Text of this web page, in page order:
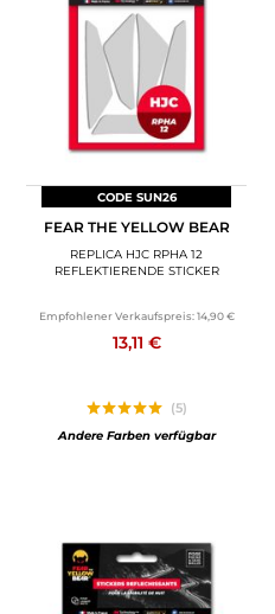
CODE SUN26
FEAR THE YELLOW BEAR
REPLICA HJC RPHA 12
REFLEKTIERENDE STICKER
Empfohlener Verkaufspreis: 14,90 €
13,11 €
(5)
Andere Farben verfügbar